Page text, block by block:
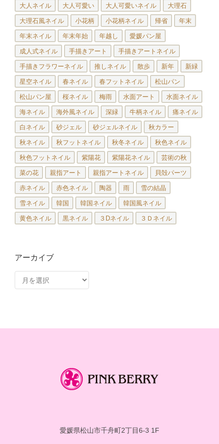
大人ネイル 大人可愛い 大人可愛いネイル 大理石
大理石風ネイル 小花柄 小花柄ネイル 帰省 年末
年末ネイル 年末年始 年越し 愛媛パン屋
成人式ネイル 手描きアート 手描きアートネイル
手描きフラワーネイル 推しネイル 散歩 新年 新緑
星空ネイル 春ネイル 春フットネイル 松山パン
松山パン屋 桜ネイル 梅雨 水面アート 水面ネイル
海ネイル 海外風ネイル 深緑 牛柄ネイル 痛ネイル
白ネイル 砂ジェル 砂ジェルネイル 秋カラー
秋ネイル 秋フットネイル 秋冬ネイル 秋色ネイル
秋色フットネイル 紫陽花 紫陽花ネイル 芸術の秋
菜の花 親指アート 親指アートネイル 貝殻パーツ
赤ネイル 赤色ネイル 陶器 雨 雪の結晶
雪ネイル 韓国 韓国ネイル 韓国風ネイル
黄色ネイル 黒ネイル ３Dネイル ３Ｄネイル
アーカイブ
ー
愛媛県松山市千舟町2丁目6-3 1F